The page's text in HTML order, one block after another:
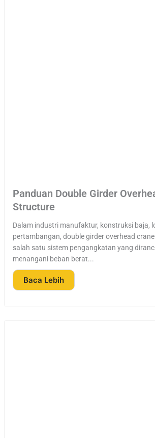
Panduan Double Girder
Structure
Dalam industri manufaktur, konstruksi baja,
pertambangan, double girder overhead
salah satu sistem pengangkatan yang
menangani beban berat...
Baca Lebih